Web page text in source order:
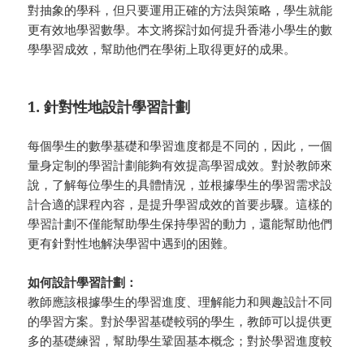
對抽象的學科，但只要運用正確的方法與策略，學生就能
更有效地學習數學。本文將探討如何提升香港小學生的數
學學習成效，幫助他們在學術上取得更好的成果。
1. 針對性地設計學習計劃
每個學生的數學基礎和學習進度都是不同的，因此，一個
量身定制的學習計劃能夠有效提高學習成效。對於教師來
說，了解每位學生的具體情況，並根據學生的學習需求設
計合適的課程內容，是提升學習成效的首要步驟。這樣的
學習計劃不僅能幫助學生保持學習的動力，還能幫助他們
更有針對性地解決學習中遇到的困難。
如何設計學習計劃：
教師應該根據學生的學習進度、理解能力和興趣設計不同
的學習方案。對於學習基礎較弱的學生，教師可以提供更
多的基礎練習，幫助學生鞏固基本概念；對於學習進度較